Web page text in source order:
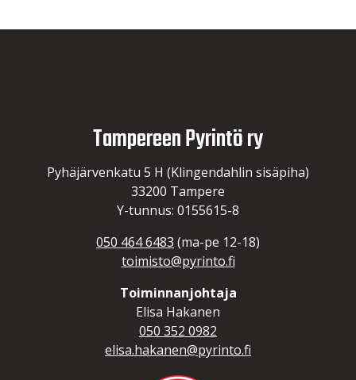
Tampereen Pyrintö ry
Pyhäjärvenkatu 5 H (Klingendahlin sisäpiha)
33200 Tampere
Y-tunnus: 0155615-8
050 464 6483 (ma-pe 12-18)
toimisto@pyrinto.fi
Toiminnanjohtaja
Elisa Hakanen
050 352 0982
elisa.hakanen@pyrinto.fi